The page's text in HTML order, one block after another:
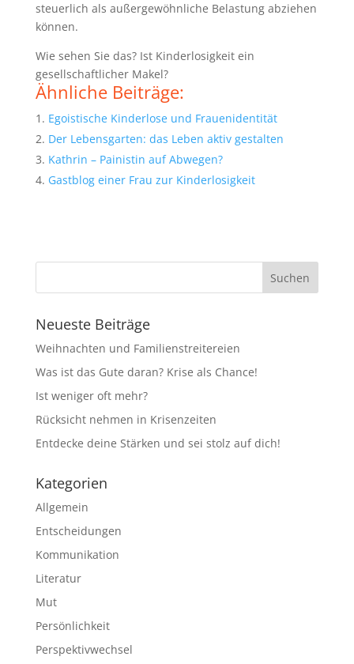
steuerlich als außergewöhnliche Belastung abziehen
können.
Wie sehen Sie das? Ist Kinderlosigkeit ein
gesellschaftlicher Makel?
Ähnliche Beiträge:
Egoistische Kinderlose und Frauenidentität
Der Lebensgarten: das Leben aktiv gestalten
Kathrin – Painistin auf Abwegen?
Gastblog einer Frau zur Kinderlosigkeit
Neueste Beiträge
Weihnachten und Familienstreitereien
Was ist das Gute daran? Krise als Chance!
Ist weniger oft mehr?
Rücksicht nehmen in Krisenzeiten
Entdecke deine Stärken und sei stolz auf dich!
Kategorien
Allgemein
Entscheidungen
Kommunikation
Literatur
Mut
Persönlichkeit
Perspektivwechsel